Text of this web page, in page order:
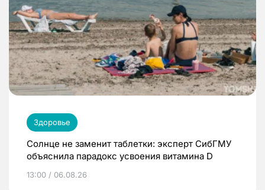
Здоровье
Солнце не заменит таблетки: эксперт СибГМУ
объяснила парадокс усвоения витамина D
13:00 / 06.08.26